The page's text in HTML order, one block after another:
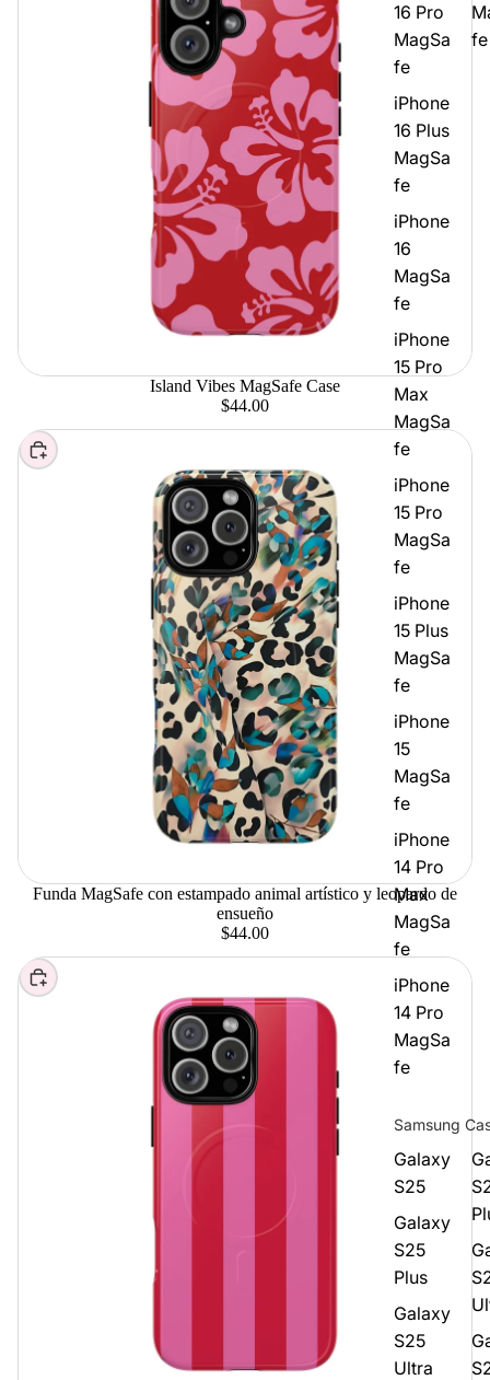
16 Pro
MagSa
fe
iPhone
16 Plus
MagSa
fe
iPhone
16
MagSa
fe
iPhone
15 Pro
Max
MagSa
fe
iPhone
15 Pro
MagSa
fe
iPhone
15 Plus
MagSa
fe
iPhone
15
MagSa
fe
iPhone
14 Pro
Max
MagSa
fe
iPhone
14 Pro
MagSa
fe
fe
Samsung
Galaxy
S25
Galaxy
S25
Plus
Galaxy
S25
Ultra
Island Vibes MagSafe Case
$44.00
Elegir
Funda MagSafe con estampado animal artístico y leopardo de
ensueño
$44.00
Elegir